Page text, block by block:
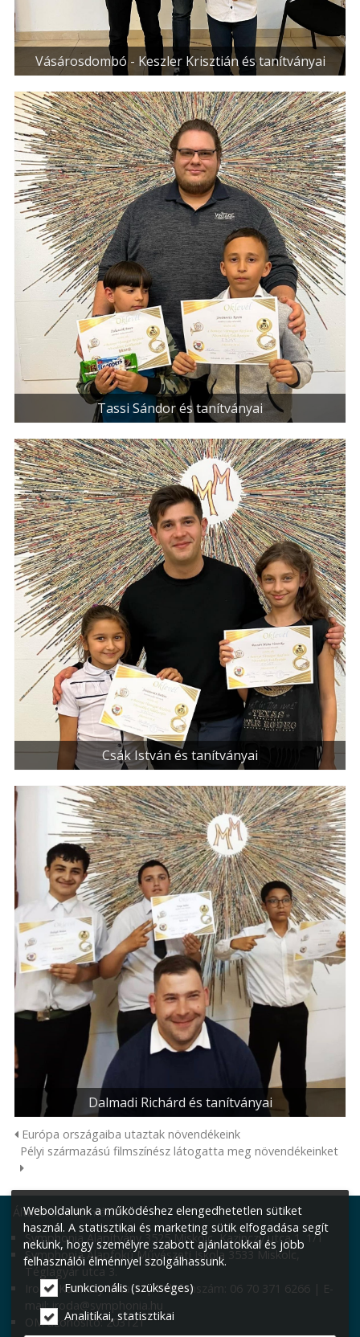
Vásárosdombó - Keszler Krisztián és tanítványai
Tassi Sándor és tanítványai
Csák István és tanítványai
Dalmadi Richárd és tanítványai
Európa országaiba utaztak növendékeink
Pélyi származású filmszínész látogatta meg növendékeinket
Általános információk:
Symphonia Alapítvány 3525 Miskolc, Kazinczy utca 1. 1/1
Symphonia Alapfokú Művészeti Iskola 3533 Miskolc,
Téglagyár utca 3.
Iroda: Kazinczy utca 1. | Telefonszám: 06 70 371 6266 | E-
mail: iroda@symphonia.hu
OM azonosító: 203121
Weboldalunk a működéshez elengedhetetlen sütiket
használ. A statisztikai és marketing sütik elfogadása segít
nekünk, hogy személyre szabott ajánlatokkal és jobb
felhasználói élménnyel szolgálhassunk.
Funkcionális (szükséges)
Analitikai, statisztikai